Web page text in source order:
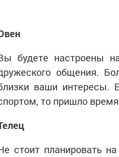
будете настроены
общения.
ваши интересы.
то пришло
стоит планировать